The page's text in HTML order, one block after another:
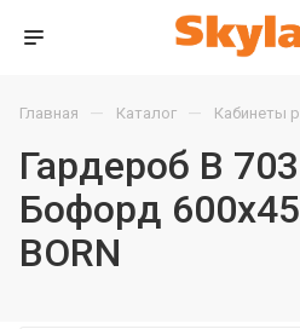
Главная — Каталог — Кабинеты
Гардероб B
Бофорд
BORN